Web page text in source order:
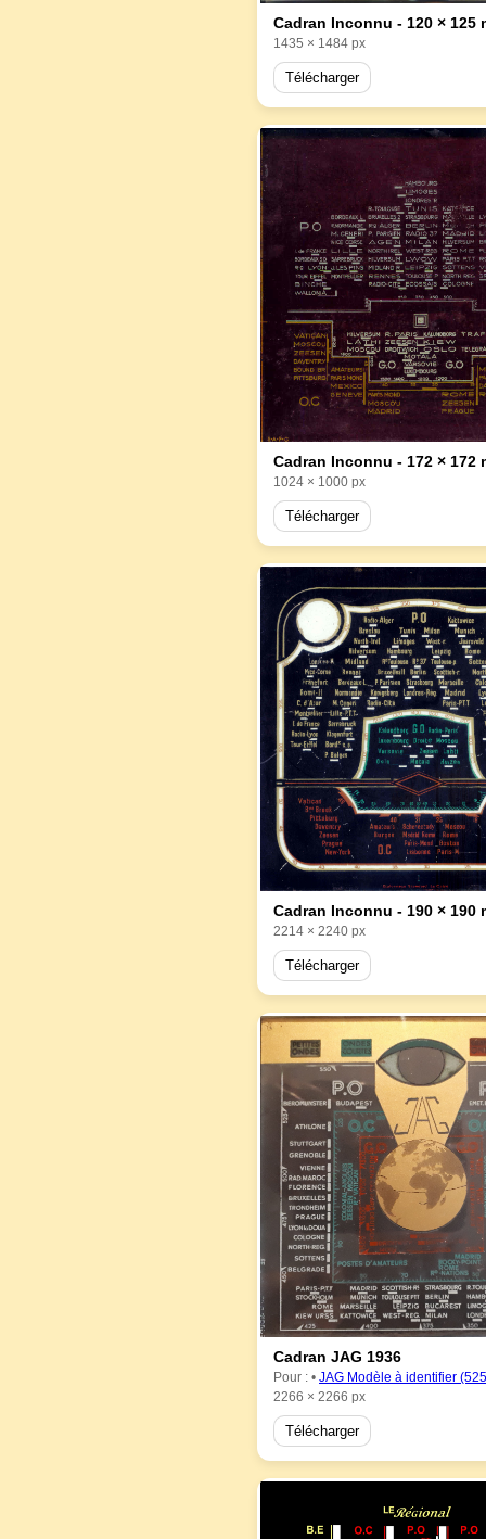
Cadran Inconnu - 120 × 125
1435 × 1484 px
Télécharger
Cadran Inconnu - 172 × 172
1024 × 1000 px
Télécharger
Cadran Inconnu - 190 × 190
2214 × 2240 px
Télécharger
Cadran JAG 1936
Pour : • JAG Modèle à identifier
2266 × 2266 px
Télécharger